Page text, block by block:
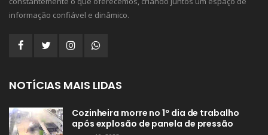
informação confiável e dinâmico.
NOTÍCIAS MAIS LIDAS
Cozinheira morre no 1º dia de trabalho
após explosão de panela de pressão